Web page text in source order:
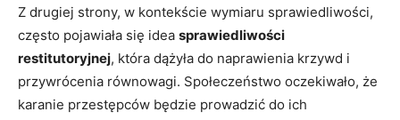
Z drugiej strony, w kontekście wymiaru sprawiedliwości,
często pojawiała się idea sprawiedliwości
restitutoryjnej, która dążyła do naprawienia krzywd i
przywrócenia równowagi. Społeczeństwo oczekiwało, że
karanie przestępców będzie prowadzić do ich